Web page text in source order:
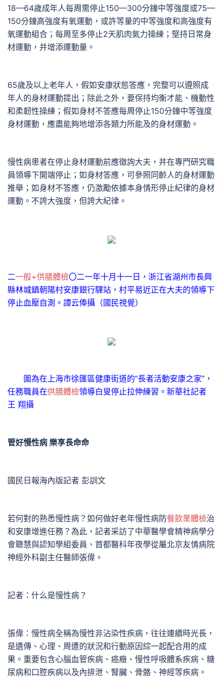
18—64歲成年人每周需停止150—300分鐘中等強度或75—
150分鐘高強度有氧運動，或許等量的中等強度和高強度有
氧運動組合；每周至多停止2天肌肉氣力操練；堅持日常身
材運動，并增添運動量。
65歲及以上老年人，假如安康狀態答應，完整可以遵照成
年人的身材運動提出；除此之外，要保持均衡才能、機動性
和柔韌性操練；假如身材不答應每周停止150分鐘中等強度
身材運動，應盡能夠地增添各類力所能及的身材運動。
慢性病患者在停止身材運動前應徵詢大夫，并在專門研究職
員領導下開端停止；如身材答應，可參照同齡人的身材運動
推舉；如身材不答應，仍激勵依據本身情形停止紀律的身材
運動。不誇大強度，但誇大紀律。
二一般+供膳體檢〇二一年十月十一日，浙江省湖州市長興
縣林城鎮朝陽村安康銀行驛站，村平易近正在大夫的領導下
停止血壓自測。譚云俸攝（國民視覺）
圖為在上海市徐匯區健康街道的“長者活動安康之家”，
任務職員在供膳體檢領導白叟停止拉伸練習。新華社記者
王 翔攝
管好慢性病 樂享長命命
國民日報海內版記者 彭訓文
若何對的熟悉慢性病？如何做好老年慢性病防餐飲業體檢治
和安康增進任務？為此，記者采訪了中華醫學會精神病學分
會聰慧與認知學組委員、首都醫科年夜學從屬北京友情病院
神經外科副主任醫師張偉。
記者：什么是慢性病？
張偉：慢性病全稱為慢性非沾染性疾病，往往連續時光長，
是遺傳、心理、周遭的狀況和行動原因綜一起配合用的成
果。重要包含心腦血管疾病、癌癥、慢性呼吸體系疾病、糖
尿病和口腔疾病以及內排泄、腎臟、骨骼、神經等疾病。